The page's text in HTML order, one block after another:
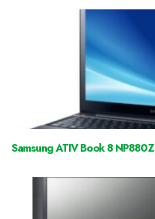
Samsung ATIV Book 8